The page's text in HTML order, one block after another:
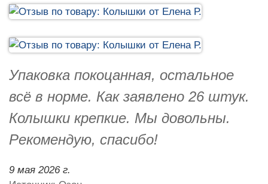
Упаковка покоцанная, остальное
всё в норме. Как заявлено 26 штук.
Колышки крепкие. Мы довольны.
Рекомендую, спасибо!
9 мая 2026 г.